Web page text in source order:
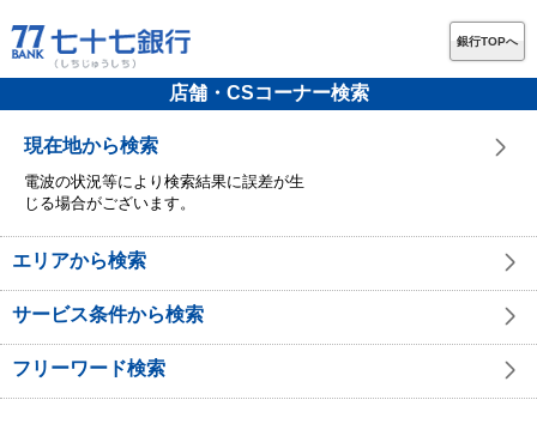
銀行TOPへ
店舗・CSコーナー検索
現在地から検索
電波の状況等により検索結果に誤差が生
じる場合がございます。
エリアから検索
サービス条件から検索
フリーワード検索